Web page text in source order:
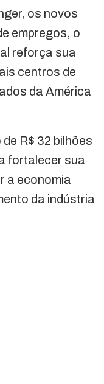
os novos
empregos, o
reforça sua
centros de
da América
R$ 32 bilhões
fortalecer sua
a economia
da indústria